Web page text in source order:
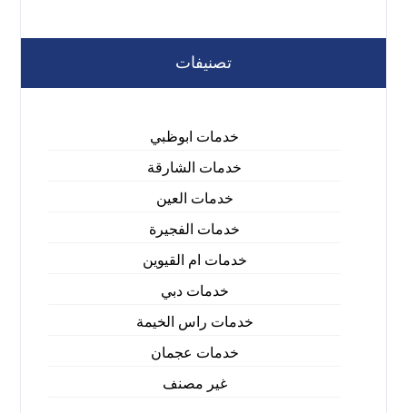
تصنيفات
خدمات ابوظبي
خدمات الشارقة
خدمات العين
خدمات الفجيرة
خدمات ام القيوين
خدمات دبي
خدمات راس الخيمة
خدمات عجمان
غير مصنف